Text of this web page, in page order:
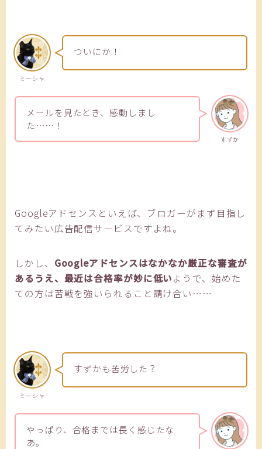
ミーシャ
ついにか！
すずか
メールを見たとき、感動しまし
た……！
Googleアドセンスといえば、ブロガーがまず目指し
てみたい広告配信サービスですよね。
しかし、 Googleアドセンスはなかなか厳正な審査が
あるうえ、最近は合格率が妙に低いようで、始めた
ての方は苦戦を強いられること請け合い……
ミーシャ
すずかも苦労した？
やっぱり、合格までは長く感じたな
あ。